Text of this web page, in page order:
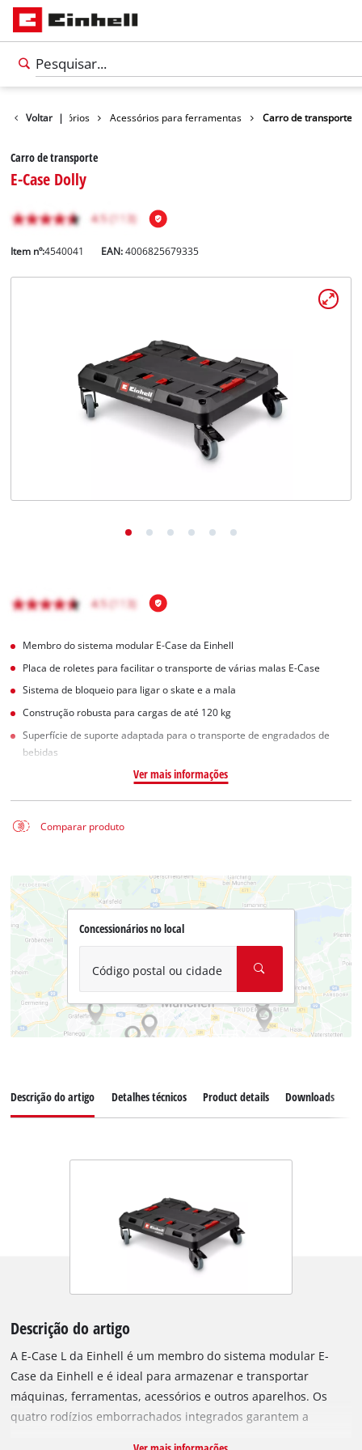
Voltar |
Acessórios Acessórios para ferramentas Carro de transporte
Carro de transporte
E-Case Dolly
Item nº:4540041 EAN:4006825679335
Membro do sistema modular E-Case da Einhell
Placa de roletes para facilitar o transporte de várias malas E-Case
Sistema de bloqueio para ligar o skate e a mala
Construção robusta para cargas de até 120 kg
Superfície de suporte adaptada para o transporte de engradados de
bebidas
Ver mais informações
Comparar produto
Concessionários no local
Código postal ou cidade
Descrição do artigo Detalhes técnicos Product details Downloads
Descrição do artigo
A E-Case L da Einhell é um membro do sistema modular E-
Case da Einhell e é ideal para armazenar e transportar
máquinas, ferramentas, acessórios e outros aparelhos. Os
quatro rodízios emborrachados integrados garantem a